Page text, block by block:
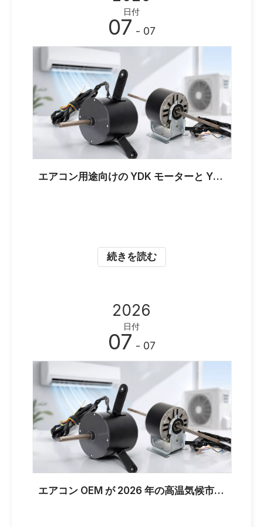
日付
07 - 07
エアコン用途向けの YDK モーターと YSK モーター: OEM バイヤーにとっての主な違い
続きを読む
2026
日付
07 - 07
エアコン OEM が 2026 年の高温気候市場に向けて YDK および YSK ファン モーターをカスタマイズする必要がある理由